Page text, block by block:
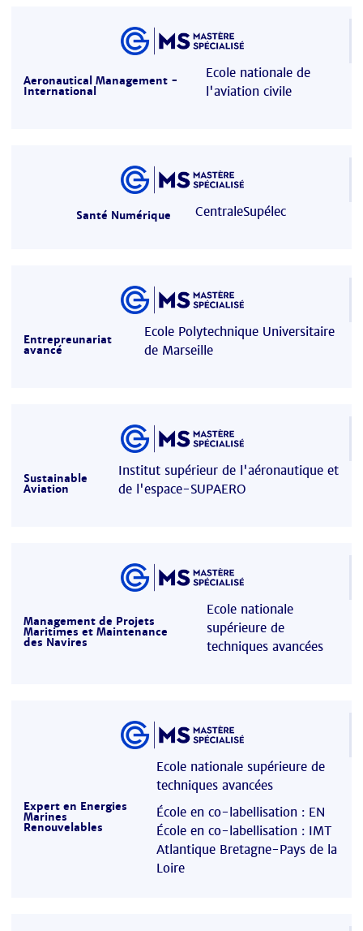
Aeronautical Management -
International
Ecole nationale de
l'aviation civile
Santé Numérique CentraleSupélec
Entrepreunariat
avancé
Ecole Polytechnique Universitaire
de Marseille
Sustainable
Aviation
Institut supérieur de l'aéronautique et
de l'espace-SUPAERO
Management de Projets
Maritimes et Maintenance
des Navires
Ecole nationale
supérieure de
techniques avancées
Expert en Energies
Marines
Renouvelables
Ecole nationale supérieure de
techniques avancées
École en co-labellisation : EN
École en co-labellisation : IMT
Atlantique Bretagne-Pays de la
Loire